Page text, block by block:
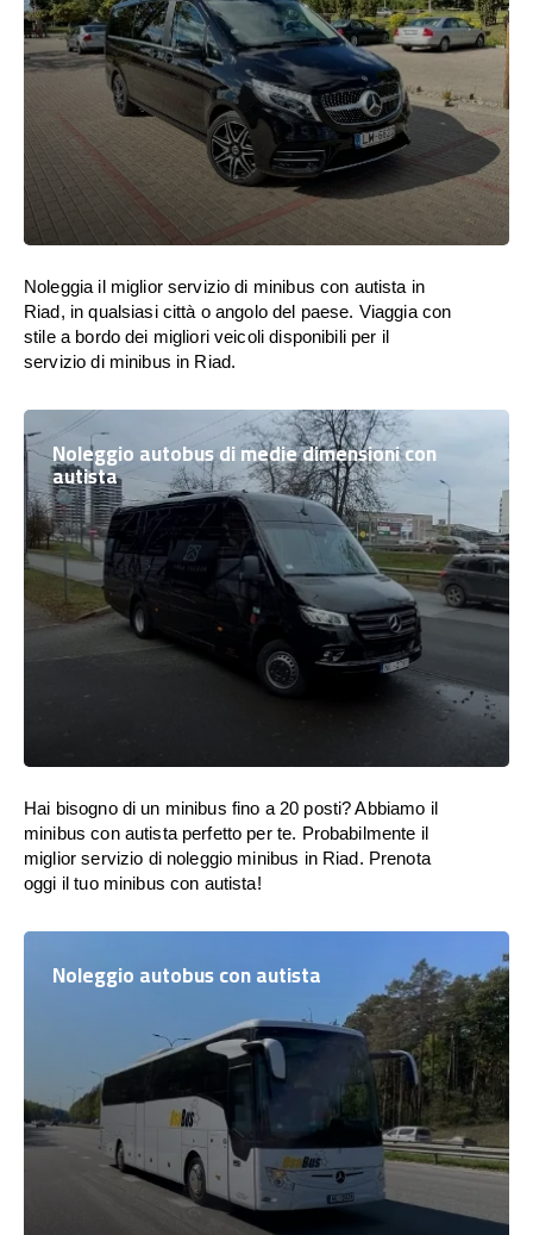
Noleggia il miglior servizio di minibus con autista in
Riad, in qualsiasi città o angolo del paese. Viaggia con
stile a bordo dei migliori veicoli disponibili per il
servizio di minibus in Riad.
Noleggio autobus di medie dimensioni con
autista
Hai bisogno di un minibus fino a 20 posti? Abbiamo il
minibus con autista perfetto per te. Probabilmente il
miglior servizio di noleggio minibus in Riad. Prenota
oggi il tuo minibus con autista!
Noleggio autobus con autista